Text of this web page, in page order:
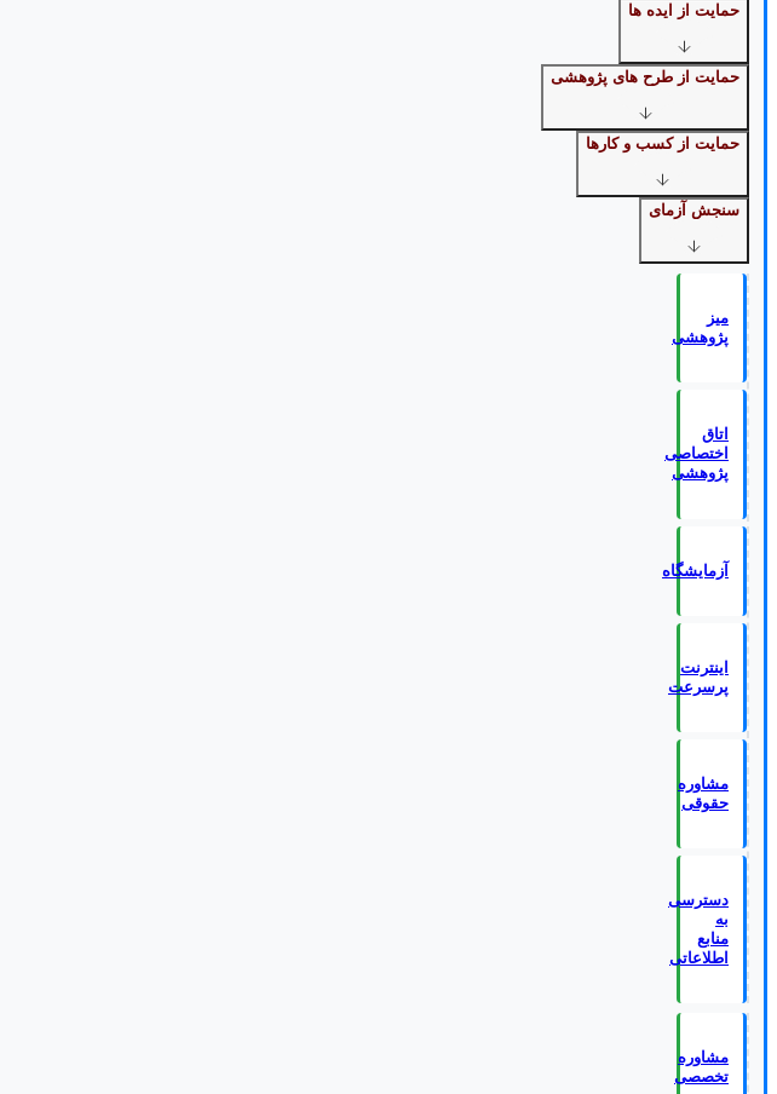
حمایت از ایده ها
حمایت از طرح های پژوهشی
حمایت از کسب و کارها
سنجش آزمای
میز
پژوهشی
اتاق
اختصاصی
پژوهشی
آزمایشگاه
اینترنت
پرسرعت
مشاوره
حقوقی
دسترسی
به
منابع
اطلاعاتی
مشاوره
تخصصی